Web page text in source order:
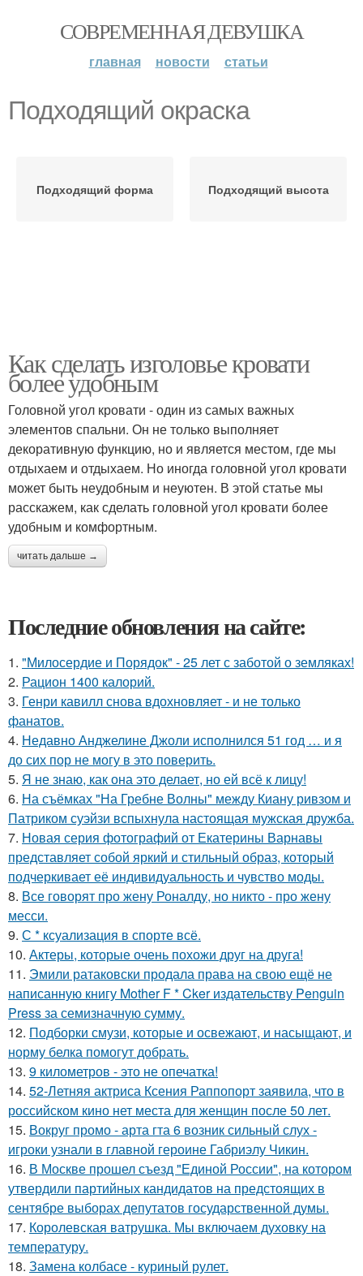
СОВРЕМЕННАЯ ДЕВУШКА
главная новости статьи
Подходящий окраска
Подходящий форма Подходящий высота
Как сделать изголовье кровати
более удобным
Головной угол кровати - один из самых важных
элементов спальни. Он не только выполняет
декоративную функцию, но и является местом, где мы
отдыхаем и отдыхаем. Но иногда головной угол кровати
может быть неудобным и неуютен. В этой статье мы
расскажем, как сделать головной угол кровати более
удобным и комфортным.
читать дальше →
Последние обновления на сайте:
1. "Милосердие и Порядок" - 25 лет с заботой о земляках!
2. Рацион 1400 калорий.
3. Генри кавилл снова вдохновляет - и не только
фанатов.
4. Недавно Анджелине Джоли исполнился 51 год … и я
до сих пор не могу в это поверить.
5. Я не знаю, как она это делает, но ей всё к лицу!
6. На съёмках "На Гребне Волны" между Киану ривзом и
Патриком суэйзи вспыхнула настоящая мужская дружба.
7. Новая серия фотографий от Екатерины Варнавы
представляет собой яркий и стильный образ, который
подчеркивает её индивидуальность и чувство моды.
8. Все говорят про жену Роналду, но никто - про жену
месси.
9. С * ксуализация в спорте всё.
10. Актеры, которые очень похожи друг на друга!
11. Эмили ратаковски продала права на свою ещё не
написанную книгу Mother F * Cker издательству Penguin
Press за семизначную сумму.
12. Подборки смузи, которые и освежают, и насыщают, и
норму белка помогут добрать.
13. 9 километров - это не опечатка!
14. 52-Летняя актриса Ксения Раппопорт заявила, что в
российском кино нет места для женщин после 50 лет.
15. Вокруг промо - арта гта 6 возник сильный слух -
игроки узнали в главной героине Габриэлу Чикин.
16. В Москве прошел съезд "Единой России", на котором
утвердили партийных кандидатов на предстоящих в
сентябре выборах депутатов государственной думы.
17. Королевская ватрушка. Мы включаем духовку на
температуру.
18. Замена колбасе - куриный рулет.